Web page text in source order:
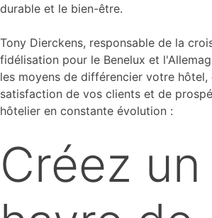
durable et le bien-être.
Tony Dierckens, responsable de la
fidélisation pour le Benelux et
les moyens de différencier votre hôtel,
satisfaction de vos clients et de
hôtelier en constante évolution :
Créez un